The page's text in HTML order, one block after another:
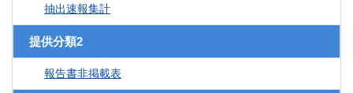
抽出速報集計
提供分類2
報告書非掲載表